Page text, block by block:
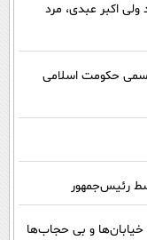
اکبر عبدی، مرد
حکومت اسلامی
رئیس‌جمهور
بریزند خیابان‌ها و بی حجاب‌ها